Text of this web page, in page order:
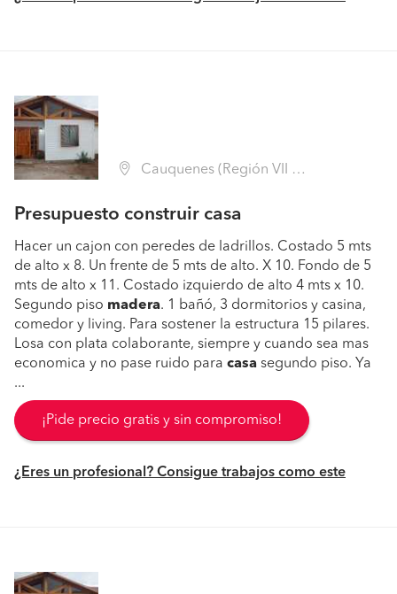
Cauquenes (Región VII Maule - Cauquenes)
Presupuesto construir casa
Hacer un cajon con peredes de ladrillos. Costado 5 mts
de alto x 8. Un frente de 5 mts de alto. X 10. Fondo de 5
mts de alto x 11. Costado izquierdo de alto 4 mts x 10.
Segundo piso madera. 1 bañó, 3 dormitorios y casina,
comedor y living. Para sostener la estructura 15 pilares.
Losa con plata colaborante, siempre y cuando sea mas
economica y no pase ruido para casa segundo piso. Ya
...
¡Pide precio gratis y sin compromiso!
¿Eres un profesional? Consigue trabajos como este